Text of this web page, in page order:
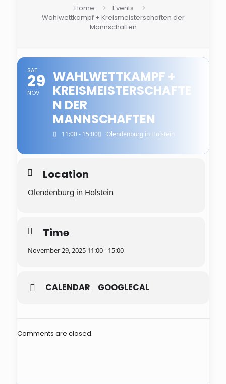
Home
Events
Wahlwettkampf + Kreismeisterschaften der
Mannschaften
SAT
29
NOV
WAHLWETTKAMPF +
KREISMEISTERSCHAFTE
N DER
MANNSCHAFTEN
11:00 - 15:00 Olendenburg in Holstein
Location
Olendenburg in Holstein
Time
November 29, 2025 11:00 - 15:00
CALENDAR GOOGLECAL
Comments are closed.